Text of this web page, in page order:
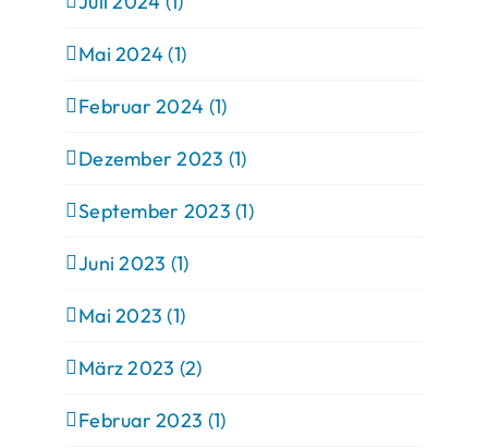
Mai 2024 (1)
Februar 2024 (1)
Dezember 2023 (1)
September 2023 (1)
Juni 2023 (1)
Mai 2023 (1)
März 2023 (2)
Februar 2023 (1)